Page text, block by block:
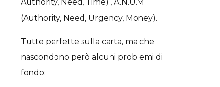
Authority, Need, Time) , A.N.U.M
(Authority, Need, Urgency, Money).
Tutte perfette sulla carta, ma che
nascondono però alcuni problemi di
fondo: